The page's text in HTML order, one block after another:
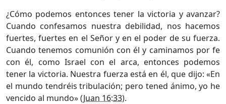
¿Cómo podemos entonces tener la victoria y avanzar?
Cuando confesamos nuestra debilidad, nos hacemos
fuertes, fuertes en el Señor y en el poder de su fuerza.
Cuando tenemos comunión con él y caminamos por fe
con él, como Israel con el arca, entonces podemos
tener la victoria. Nuestra fuerza está en él, que dijo: «En
el mundo tendréis tribulación; pero tened ánimo, yo he
vencido al mundo» (Juan 16:33).